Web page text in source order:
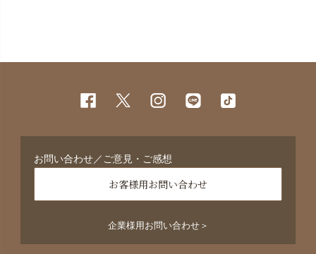
お問い合わせ／ご意見・ご感想
お客様用お問い合わせ
企業様用お問い合わせ＞